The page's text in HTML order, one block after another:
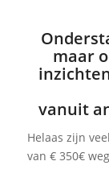
maar
vanuit
Helaas zijn
van € 350€